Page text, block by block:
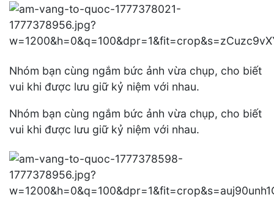
Nhóm bạn cùng ngắm bức ảnh vừa chụp, cho biết
vui khi được lưu giữ kỷ niệm với nhau.
Nhóm bạn cùng ngắm bức ảnh vừa chụp, cho biết
vui khi được lưu giữ kỷ niệm với nhau.